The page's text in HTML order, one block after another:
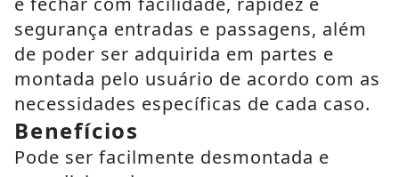
segurança entradas e passagens, além
de poder ser adquirida em partes e
montada pelo usuário de acordo com as
necessidades específicas de cada caso.
Benefícios
Pode ser facilmente desmontada e